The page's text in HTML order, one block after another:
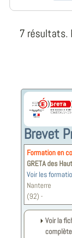
7 résultats.
Brevet
Formation en
GRETA des
Voir les
Nanterre
(92) -
Voir la
complète